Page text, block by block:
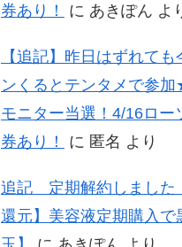
券あり！
に あきぽん よ
【追記】昨日はずれて
ンくるとテンタメで参
モニター当選！4/16ロー
券あり！
に 匿名 より
追記 定期解約しました
還元】美容液定期購入で